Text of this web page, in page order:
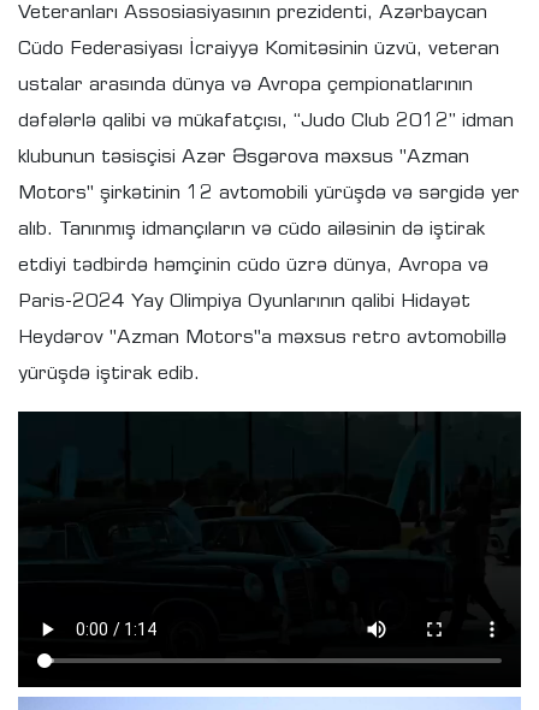
Veteranları Assosiasiyasının prezidenti, Azərbaycan
Cüdo Federasiyası İcraiyyə Komitəsinin üzvü, veteran
ustalar arasında dünya və Avropa çempionatlarının
dəfələrlə qalibi və mükafatçısı, “Judo Club 2012” idman
klubunun təsisçisi Azər Əsgərova məxsus "Azman
Motors" şirkətinin 12 avtomobili yürüşdə və sərgidə yer
alıb. Tanınmış idmançıların və cüdo ailəsinin də iştirak
etdiyi tədbirdə həmçinin cüdo üzrə dünya, Avropa və
Paris-2024 Yay Olimpiya Oyunlarının qalibi Hidayət
Heydərov "Azman Motors"a məxsus retro avtomobillə
yürüşdə iştirak edib.